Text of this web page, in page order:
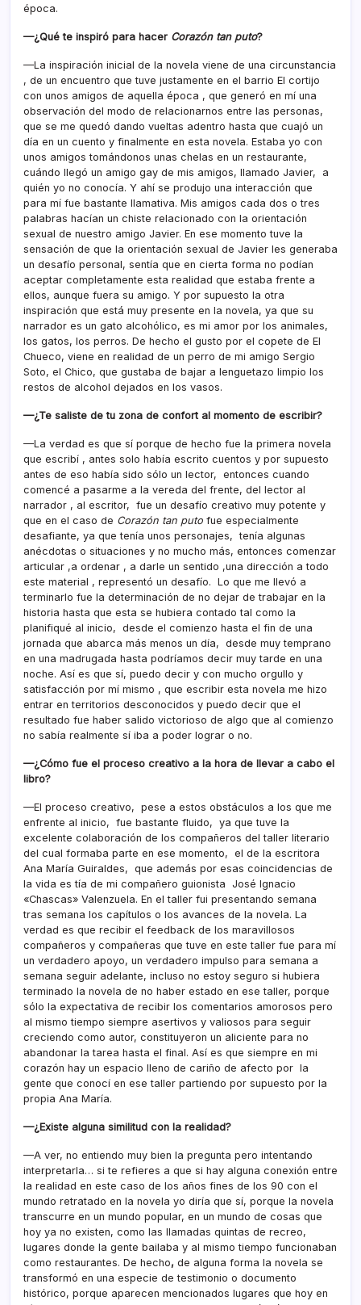
época.
—¿Qué te inspiró para hacer Corazón tan puto?
—La inspiración inicial de la novela viene de una circunstancia
, de un encuentro que tuve justamente en el barrio El cortijo
con unos amigos de aquella época , que generó en mí una
observación del modo de relacionarnos entre las personas,
que se me quedó dando vueltas adentro hasta que cuajó un
día en un cuento y finalmente en esta novela. Estaba yo con
unos amigos tomándonos unas chelas en un restaurante,
cuándo llegó un amigo gay de mis amigos, llamado Javier, a
quién yo no conocía. Y ahí se produjo una interacción que
para mí fue bastante llamativa. Mis amigos cada dos o tres
palabras hacían un chiste relacionado con la orientación
sexual de nuestro amigo Javier. En ese momento tuve la
sensación de que la orientación sexual de Javier les generaba
un desafío personal, sentía que en cierta forma no podían
aceptar completamente esta realidad que estaba frente a
ellos, aunque fuera su amigo. Y por supuesto la otra
inspiración que está muy presente en la novela, ya que su
narrador es un gato alcohólico, es mi amor por los animales,
los gatos, los perros. De hecho el gusto por el copete de El
Chueco, viene en realidad de un perro de mi amigo Sergio
Soto, el Chico, que gustaba de bajar a lenguetazo limpio los
restos de alcohol dejados en los vasos.
—¿Te saliste de tu zona de confort al momento de escribir?
—La verdad es que sí porque de hecho fue la primera novela
que escribí , antes solo había escrito cuentos y por supuesto
antes de eso había sido sólo un lector, entonces cuando
comencé a pasarme a la vereda del frente, del lector al
narrador , al escritor, fue un desafío creativo muy potente y
que en el caso de Corazón tan puto fue especialmente
desafiante, ya que tenía unos personajes, tenía algunas
anécdotas o situaciones y no mucho más, entonces comenzar
articular ,a ordenar , a darle un sentido ,una dirección a todo
este material , representó un desafío. Lo que me llevó a
terminarlo fue la determinación de no dejar de trabajar en la
historia hasta que esta se hubiera contado tal como la
planifiqué al inicio, desde el comienzo hasta el fin de una
jornada que abarca más menos un día, desde muy temprano
en una madrugada hasta podríamos decir muy tarde en una
noche. Así es que sí, puedo decir y con mucho orgullo y
satisfacción por mí mismo , que escribir esta novela me hizo
entrar en territorios desconocidos y puedo decir que el
resultado fue haber salido victorioso de algo que al comienzo
no sabía realmente sí iba a poder lograr o no.
—¿Cómo fue el proceso creativo a la hora de llevar a cabo el
libro?
—El proceso creativo, pese a estos obstáculos a los que me
enfrente al inicio, fue bastante fluido, ya que tuve la
excelente colaboración de los compañeros del taller literario
del cual formaba parte en ese momento, el de la escritora
Ana María Guiraldes, que además por esas coincidencias de
la vida es tía de mi compañero guionista José Ignacio
«Chascas» Valenzuela. En el taller fui presentando semana
tras semana los capítulos o los avances de la novela. La
verdad es que recibir el feedback de los maravillosos
compañeros y compañeras que tuve en este taller fue para mí
un verdadero apoyo, un verdadero impulso para semana a
semana seguir adelante, incluso no estoy seguro si hubiera
terminado la novela de no haber estado en ese taller, porque
sólo la expectativa de recibir los comentarios amorosos pero
al mismo tiempo siempre asertivos y valiosos para seguir
creciendo como autor, constituyeron un aliciente para no
abandonar la tarea hasta el final. Así es que siempre en mi
corazón hay un espacio lleno de cariño de afecto por la
gente que conocí en ese taller partiendo por supuesto por la
propia Ana María.
—¿Existe alguna similitud con la realidad?
—A ver, no entiendo muy bien la pregunta pero intentando
interpretarla… si te refieres a que si hay alguna conexión entre
la realidad en este caso de los años fines de los 90 con el
mundo retratado en la novela yo diría que sí, porque la novela
transcurre en un mundo popular, en un mundo de cosas que
hoy ya no existen, como las llamadas quintas de recreo,
lugares donde la gente bailaba y al mismo tiempo funcionaban
como restaurantes. De hecho, de alguna forma la novela se
transformó en una especie de testimonio o documento
histórico, porque aparecen mencionados lugares que hoy en